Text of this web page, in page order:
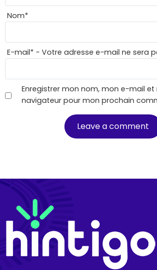
Nom*
E-mail* - Votre adresse e-mail ne sera
Enregistrer mon nom, mon e-mail
navigateur pour mon prochain